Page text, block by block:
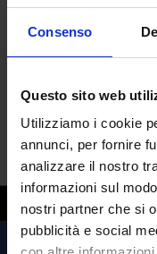
Consenso
Questo sito web
Utilizziamo i cookie
annunci, per fornire
analizzare il nostro
informazioni sul
nostri partner che si
pubblicità e social
più giovani che
risultato di